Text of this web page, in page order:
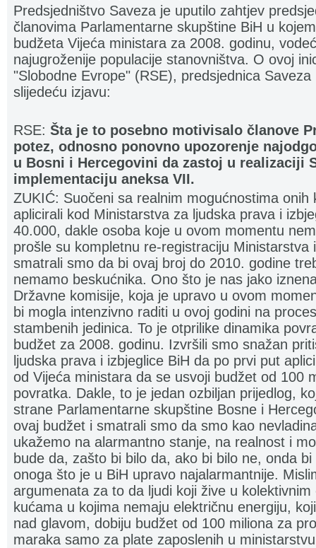
Predsjedništvo Saveza je uputilo zahtjev
članovima Parlamentarne skupštine BiH u
budžeta Vijeća ministara za 2008. godinu,
najugroženije populacije stanovništva. O ovoj
"Slobodne Evrope" (RSE), predsjednica
slijedeću izjavu:
RSE: Šta je to posebno motivisalo članove
potez, odnosno ponovno upozorenje
u Bosni i Hercegovini da zastoj u realizaciji
implementaciju aneksa VII.
ZUKIĆ: Suočeni sa realnim mogućnostima
aplicirali kod Ministarstva za ljudska prava i
40.000, dakle osoba koje u ovom momentu
prošle su kompletnu re-registraciju Ministarstva
smatrali smo da bi ovaj broj do 2010. godine
nemamo beskućnika. Ono što je nas jako
Državne komisije, koja je upravo u ovom
bi mogla intenzivno raditi u ovoj godini na
stambenih jedinica. To je otprilike dinamika
budžet za 2008. godinu. Izvršili smo snažan
ljudska prava i izbjeglice BiH da po prvi put
od Vijeća ministara da se usvoji budžet od 100
povratka. Dakle, to je jedan ozbiljan prijedlog,
strane Parlamentarne skupštine Bosne i
ovaj budžet i smatrali smo da smo kao
ukažemo na alarmantno stanje, na realnost i
bude da, zašto bi bilo da, ako bi bilo ne, onda
onoga što je u BiH upravo najalarmantnije.
argumenata za to da ljudi koji žive u
kućama u kojima nemaju električnu energiju,
nad glavom, dobiju budžet od 100 miliona za
maraka samo za plate zaposlenih u